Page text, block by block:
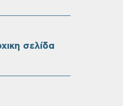
σελίδα